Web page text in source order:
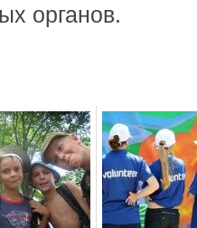
органов.